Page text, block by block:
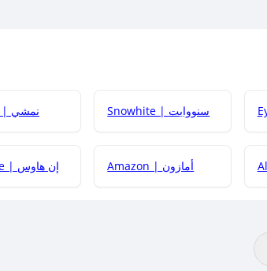
Namshi | نمشي Snowhite | سنووايت
In-House | إن هاوس Amazon | أمازون